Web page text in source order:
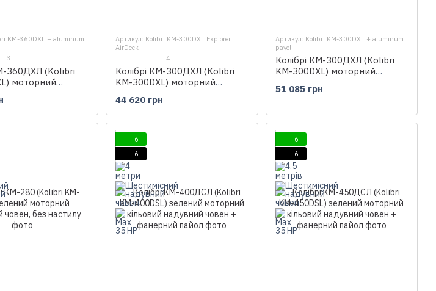
KM-360DXL + aluminum
3
360ДХЛ (Kolibri
моторний
пайол
Артикул: Kolibri KM-300DXL Explorer
AirDeck
4
Колібрі КМ-300ДХЛ (Kolibri
KM-300DXL) моторний
Air-Deck
44 620 грн
Артикул: Kolibri KM-300DXL + aluminum
payol
Колібрі КМ-300ДХЛ (Kolibri
KM-300DXL) моторний
алюмінієвий пайол
51 085 грн
6
6
6
6